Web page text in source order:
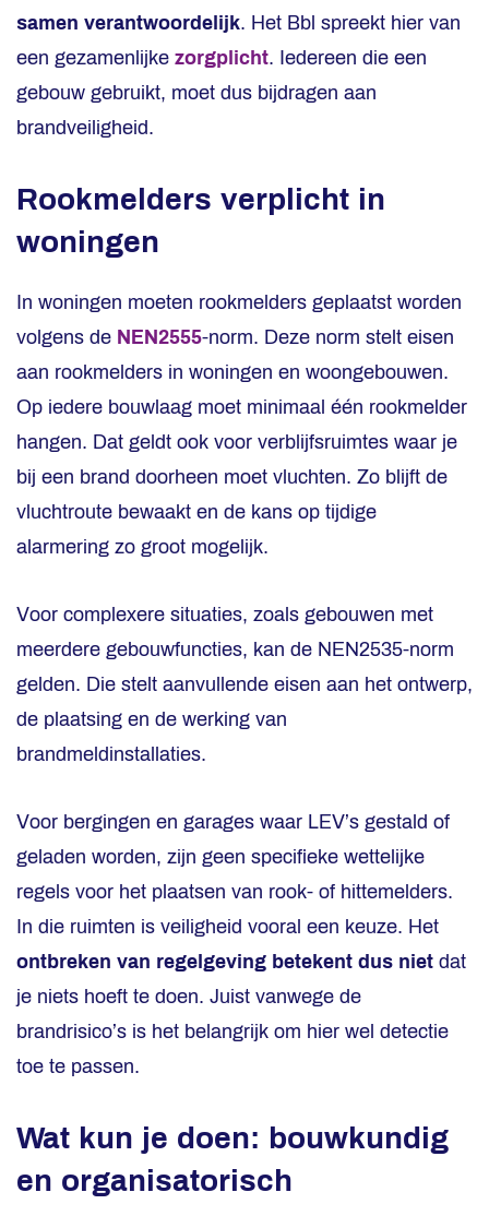
samen verantwoordelijk. Het Bbl spreekt hier van
een gezamenlijke zorgplicht. Iedereen die een
gebouw gebruikt, moet dus bijdragen aan
brandveiligheid.
Rookmelders verplicht in
woningen
In woningen moeten rookmelders geplaatst worden
volgens de NEN2555-norm. Deze norm stelt eisen
aan rookmelders in woningen en woongebouwen.
Op iedere bouwlaag moet minimaal één rookmelder
hangen. Dat geldt ook voor verblijfsruimtes waar je
bij een brand doorheen moet vluchten. Zo blijft de
vluchtroute bewaakt en de kans op tijdige
alarmering zo groot mogelijk.
Voor complexere situaties, zoals gebouwen met
meerdere gebouwfuncties, kan de NEN2535-norm
gelden. Die stelt aanvullende eisen aan het ontwerp,
de plaatsing en de werking van
brandmeldinstallaties.
Voor bergingen en garages waar LEV’s gestald of
geladen worden, zijn geen specifieke wettelijke
regels voor het plaatsen van rook- of hittemelders.
In die ruimten is veiligheid vooral een keuze. Het
ontbreken van regelgeving betekent dus niet dat
je niets hoeft te doen. Juist vanwege de
brandrisico’s is het belangrijk om hier wel detectie
toe te passen.
Wat kun je doen: bouwkundig
en organisatorisch